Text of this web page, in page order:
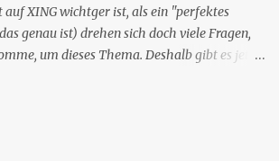
XING wichtger ist, als ein "perfektes
genau ist) drehen sich doch viele Fragen,
um dieses Thema. Deshalb gibt es jetzt
eine weitere Folge. Die Startsequenz ist 16